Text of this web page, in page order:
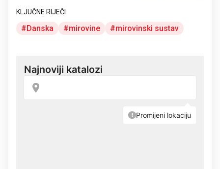
KLJUČNE RIJEČI
Danska mirovine mirovinski sustav